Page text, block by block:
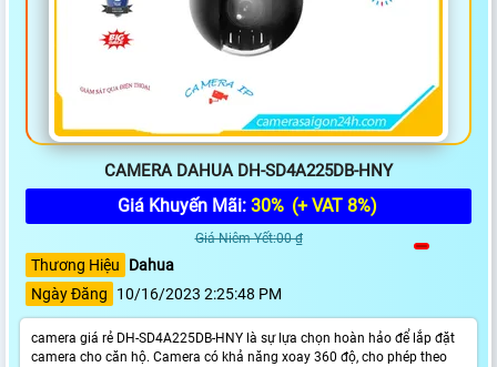
CAMERA DAHUA DH-SD4A225DB-HNY
Giá Khuyến Mãi: 30% (+ VAT 8%)
Giá Niêm Yết:00 ₫
Thương Hiệu
Dahua
Ngày Đăng
10/16/2023 2:25:48 PM
camera giá rẻ DH-SD4A225DB-HNY là sự lựa chọn hoàn hảo để lắp đặt
camera cho căn hộ. Camera có khả năng xoay 360 độ, cho phép theo